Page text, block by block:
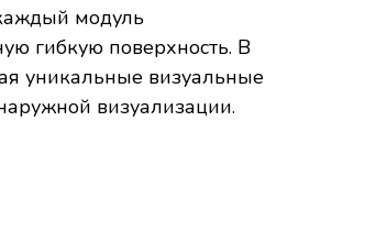
модуль
гибкую поверхность. В
уникальные визуальные
визуализации.